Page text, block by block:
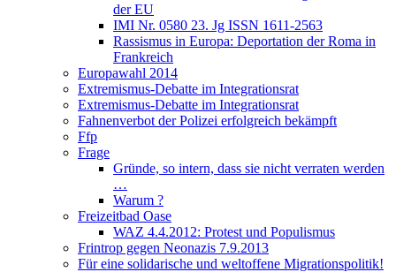
der EU
IMI Nr. 0580 23. Jg ISSN 1611-2563
Rassismus in Europa: Deportation der Roma in
Frankreich
Europawahl 2014
Extremismus-Debatte im Integrationsrat
Extremismus-Debatte im Integrationsrat
Fahnenverbot der Polizei erfolgreich bekämpft
Ffp
Frage
Gründe, so intern, dass sie nicht verraten werden
…
Warum ?
Freizeitbad Oase
WAZ 4.4.2012: Protest und Populismus
Frintrop gegen Neonazis 7.9.2013
Für eine solidarische und weltoffene Migrationspolitik!